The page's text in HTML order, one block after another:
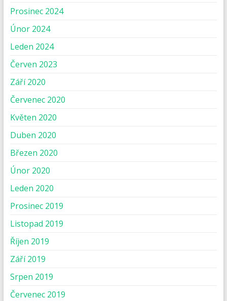
Prosinec 2024
Únor 2024
Leden 2024
Červen 2023
Září 2020
Červenec 2020
Květen 2020
Duben 2020
Březen 2020
Únor 2020
Leden 2020
Prosinec 2019
Listopad 2019
Říjen 2019
Září 2019
Srpen 2019
Červenec 2019